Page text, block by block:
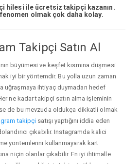
hilesi ile ücretsiz takipçi kazanın.
olmak çok daha kolay.
Takipçi Satın Al
büyümesi ve keşfet kısmına düşmesi
iyi bir yöntemdir. Bu yolla uzun zaman
uğraşmaya ihtiyaç duymadan hedef
ne kadar takipçi satın alma işleminin
de bu mevzuda oldukça dikkatli olmak
takipçi satışı yaptığını iddia eden
çıkabilir. Instagramda kalici
yöntemlerini kullanmayarak kart
niçin olanlar çıkabilir. En iyi ihtimalle